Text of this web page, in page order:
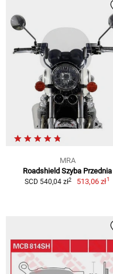
MRA
Roadshield Szyba Przednia
SCD 540,04 zł2 513,06 zł1